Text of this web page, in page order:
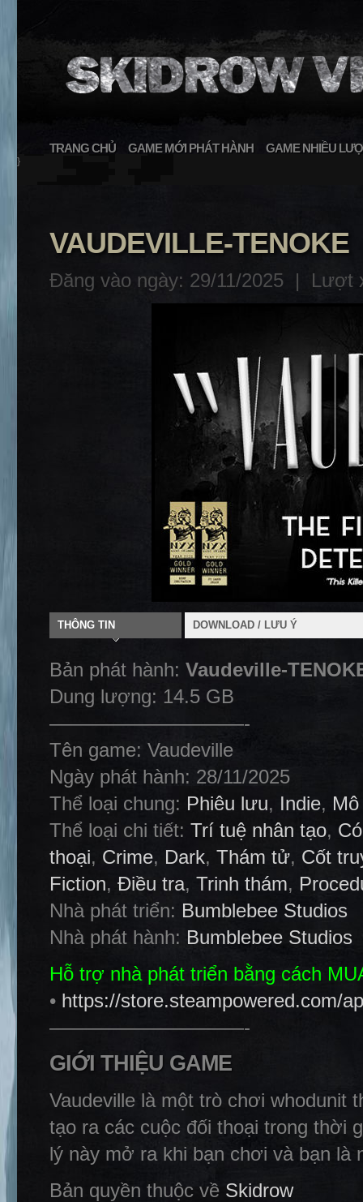
TRANG CHỦ GAME MỚI PHÁT HÀNH GAME NHIỀU
}
VAUDEVILLE-TENOKE
Đăng vào ngày: 29/11/2025 | Lượt
THÔNG TIN DOWNLOAD / LƯU Ý
Bản phát hành: Vaudeville-
Dung lượng: 14.5 GB
——————————-
Tên game: Vaudeville
Ngày phát hành: 28/11/2025
Thể loại chung: Phiêu lưu, Indie,
Thể loại chi tiết: Trí tuệ nhân tạo,
thoại, Crime, Dark, Thám tử, Cốt
Fiction, Điều tra, Trinh thám,
Nhà phát triển: Bumblebee Studios
Nhà phát hành: Bumblebee Studios
Hỗ trợ nhà phát triển bằng cách
• https://store.steampowered.com/
——————————-
GIỚI THIỆU GAME
Vaudeville là một trò chơi whodunit
tạo ra các cuộc đối thoại trong thời
lý này mở ra khi bạn chơi và bạn là
Bản quyền thuộc về Skidrow